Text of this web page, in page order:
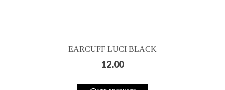
EARCUFF LUCI BLACK
12.00